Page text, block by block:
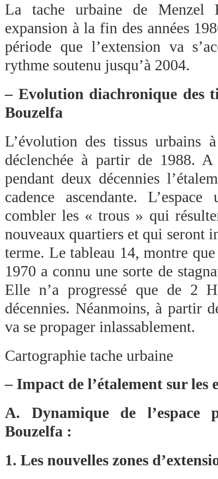
La tache urbaine de Menzel
expansion à la fin des années
période que l’extension va
rythme soutenu jusqu’à 2004.
– Evolution diachronique des
Bouzelfa
L’évolution des tissus urbains
déclenchée à partir de 1988.
pendant deux décennies
cadence ascendante.
combler les « trous » qui
nouveaux quartiers et qui seront
terme. Le tableau 14, montre
1970 a connu une sorte de
Elle n’a progressé que de 2
décennies. Néanmoins, à partir
va se propager inlassablement.
Cartographie tache urbaine
– Impact de l’étalement sur les
A. Dynamique de l’espace
Bouzelfa :
1. Les nouvelles zones